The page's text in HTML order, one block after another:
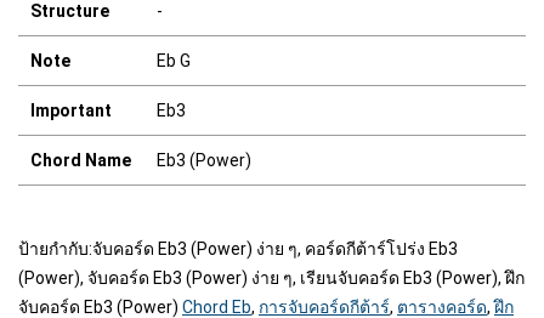
Structure -
Note Eb G
Important Eb3
Chord Name Eb3 (Power)
ป้ายกำกับ:จับคอร์ด Eb3 (Power) ง่าย ๆ, คอร์ดกีต้าร์โปร่ง Eb3
(Power), จับคอร์ด Eb3 (Power) ง่าย ๆ, เรียนจับคอร์ด Eb3 (Power), ฝึก
จับคอร์ด Eb3 (Power) Chord Eb, การจับคอร์ดกีต้าร์, ตารางคอร์ด,ฝึก